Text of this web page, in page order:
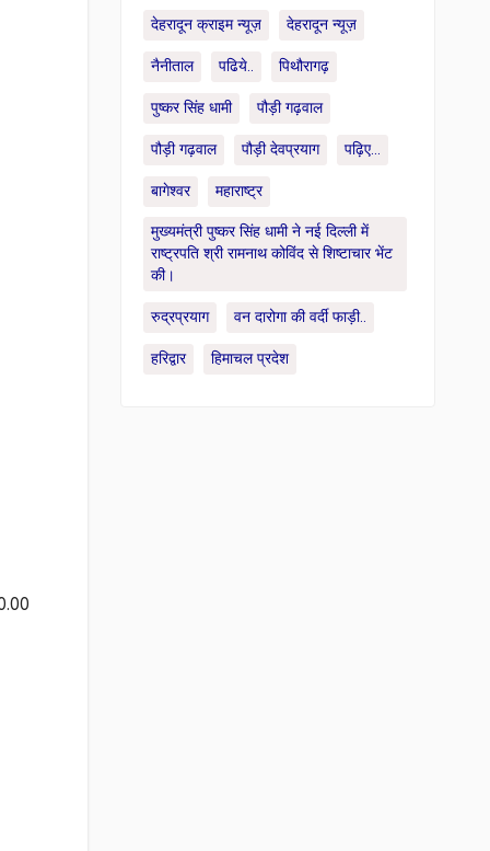
देहरादून क्राइम न्यूज़ देहरादून न्यूज़
नैनीताल पढिये.. पिथौरागढ़
पुष्कर सिंह धामी पौड़ी गढ़वाल
पौड़ी गढ़वाल पौड़ी देवप्रयाग पढ़िए...
बागेश्वर महाराष्ट्र
मुख्यमंत्री पुष्कर सिंह धामी ने नई दिल्ली में
राष्ट्रपति श्री रामनाथ कोविंद से शिष्टाचार भेंट
की।
रुद्रप्रयाग वन दारोगा की वर्दी फाड़ी..
हरिद्वार हिमाचल प्रदेश